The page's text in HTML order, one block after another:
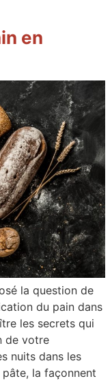
en
la question de
du pain dans
les secrets qui
de votre
nuits dans les
la façonnent